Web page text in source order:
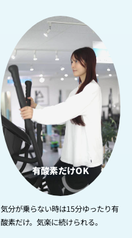
有酸素だけOK
気分が乗らない時は15分ゆったり有
酸素だけ。気楽に続けられる。